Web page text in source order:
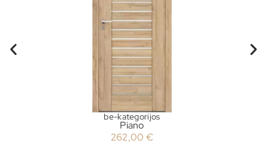
be-kategorijos
Piano
262,00 €